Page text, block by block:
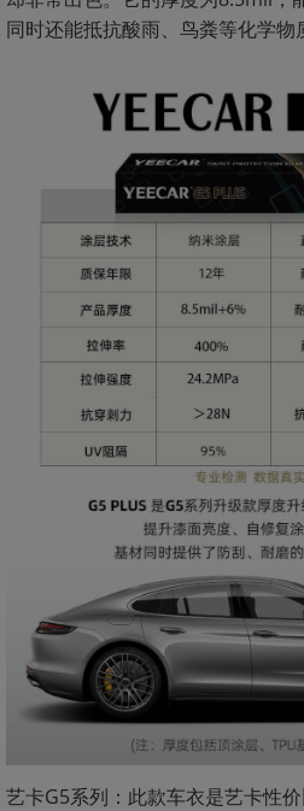
同时还能抵抗酸雨、鸟粪等化学物
艺卡G5系列：此款车衣是艺卡性